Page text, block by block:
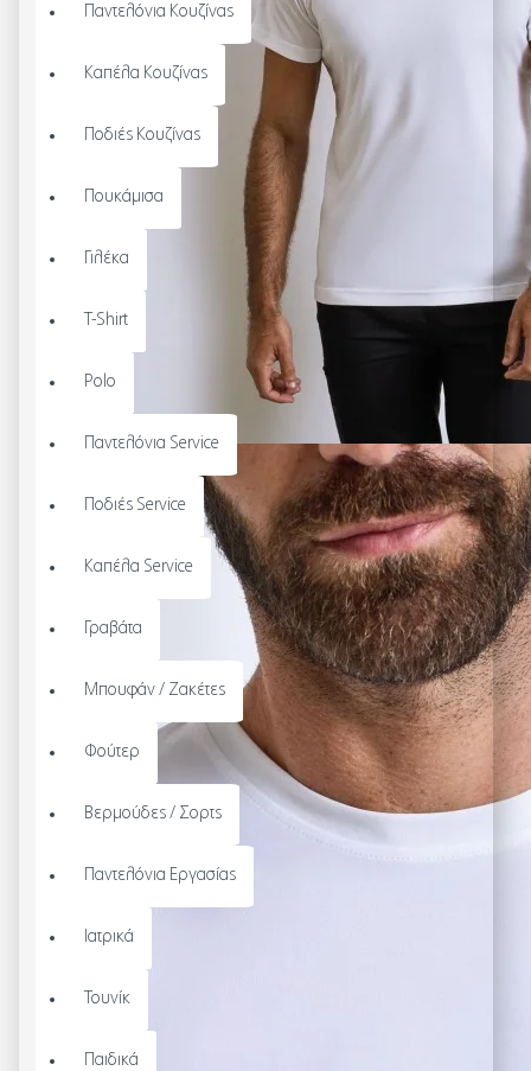
Παντελόνια Κουζίνας
Καπέλα Κουζίνας
Ποδιές Κουζίνας
Πουκάμισα
Γιλέκα
T-Shirt
Polo
Παντελόνια Service
Ποδιές Service
Καπέλα Service
Γραβάτα
Μπουφάν / Ζακέτες
Φούτερ
Βερμούδες / Σορτς
Παντελόνια Εργασίας
Ιατρικά
Τουνίκ
Παιδικά